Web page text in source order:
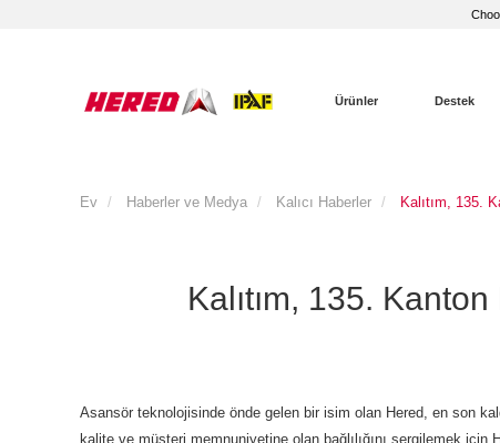
Ürünler Destek
Ev Haberler ve Medya Kalıcı Haberler Kalıtım, 135.
Kalıtım, 135.
Asansör teknolojisinde önde gelen bir isim olan Hered, en son
kalite ve müşteri memnuniyetine olan bağlılığını sergilemek